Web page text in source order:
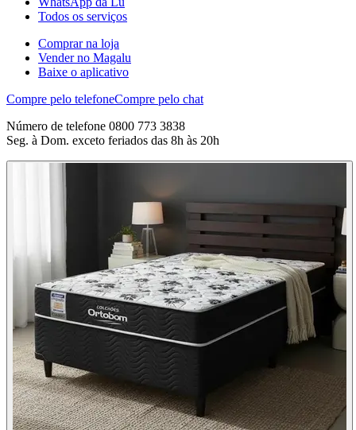
Todos os serviços
Comprar na loja
Vender no Magalu
Baixe o aplicativo
Compre pelo telefoneCompre pelo chat
Número de telefone 0800 773 3838
Seg. à Dom. exceto feriados das 8h às 20h